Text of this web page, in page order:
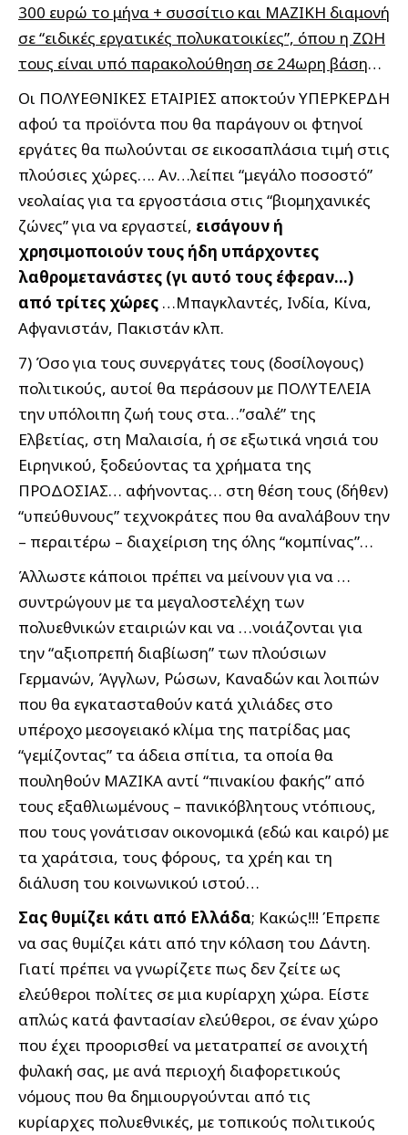
300 ευρώ το μήνα + συσσίτιο και ΜΑΖΙΚΗ διαμονή
σε “ειδικές εργατικές πολυκατοικίες”, όπου η ΖΩΗ
τους είναι υπό παρακολούθηση σε 24ωρη βάση…
Οι ΠΟΛΥΕΘΝΙΚΕΣ ΕΤΑΙΡΙΕΣ αποκτούν ΥΠΕΡΚΕΡΔΗ
αφού τα προϊόντα που θα παράγουν οι φτηνοί
εργάτες θα πωλούνται σε εικοσαπλάσια τιμή στις
πλούσιες χώρες…. Αν…λείπει “μεγάλο ποσοστό”
νεολαίας για τα εργοστάσια στις “βιομηχανικές
ζώνες” για να εργαστεί, εισάγουν ή
χρησιμοποιούν τους ήδη υπάρχοντες
λαθρομετανάστες (γι αυτό τους έφεραν…)
από τρίτες χώρες …Μπαγκλαντές, Ινδία, Κίνα,
Αφγανιστάν, Πακιστάν κλπ.
7) Όσο για τους συνεργάτες τους (δοσίλογους)
πολιτικούς, αυτοί θα περάσουν με ΠΟΛΥΤΕΛΕΙΑ
την υπόλοιπη ζωή τους στα…”σαλέ” της
Ελβετίας, στη Μαλαισία, ή σε εξωτικά νησιά του
Ειρηνικού, ξοδεύοντας τα χρήματα της
ΠΡΟΔΟΣΙΑΣ… αφήνοντας… στη θέση τους (δήθεν)
“υπεύθυνους” τεχνοκράτες που θα αναλάβουν την
– περαιτέρω – διαχείριση της όλης “κομπίνας”…
Άλλωστε κάποιοι πρέπει να μείνουν για να …
συντρώγουν με τα μεγαλοστελέχη των
πολυεθνικών εταιριών και να …νοιάζονται για
την “αξιοπρεπή διαβίωση” των πλούσιων
Γερμανών, Άγγλων, Ρώσων, Καναδών και λοιπών
που θα εγκατασταθούν κατά χιλιάδες στο
υπέροχο μεσογειακό κλίμα της πατρίδας μας
“γεμίζοντας” τα άδεια σπίτια, τα οποία θα
πουληθούν ΜΑΖΙΚΑ αντί “πινακίου φακής” από
τους εξαθλιωμένους – πανικόβλητους ντόπιους,
που τους γονάτισαν οικονομικά (εδώ και καιρό) με
τα χαράτσια, τους φόρους, τα χρέη και τη
διάλυση του κοινωνικού ιστού…
Σας θυμίζει κάτι από Ελλάδα; Κακώς!!! Έπρεπε
να σας θυμίζει κάτι από την κόλαση του Δάντη.
Γιατί πρέπει να γνωρίζετε πως δεν ζείτε ως
ελεύθεροι πολίτες σε μια κυρίαρχη χώρα. Είστε
απλώς κατά φαντασίαν ελεύθεροι, σε έναν χώρο
που έχει προορισθεί να μετατραπεί σε ανοιχτή
φυλακή σας, με ανά περιοχή διαφορετικούς
νόμους που θα δημιουργούνται από τις
κυρίαρχες πολυεθνικές, με τοπικούς πολιτικούς